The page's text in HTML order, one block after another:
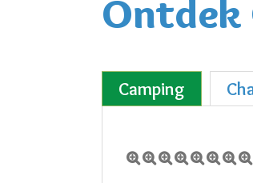
Ontdek
Camping